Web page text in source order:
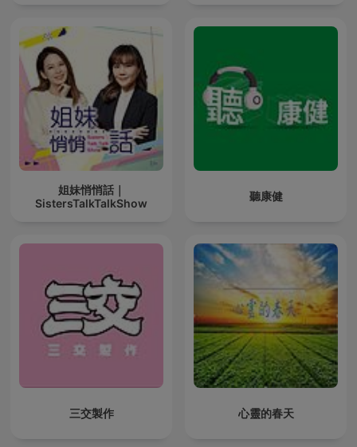
姐妹悄悄話｜
SistersTalkTalkShow
聽康健
三交製作 心靈的春天